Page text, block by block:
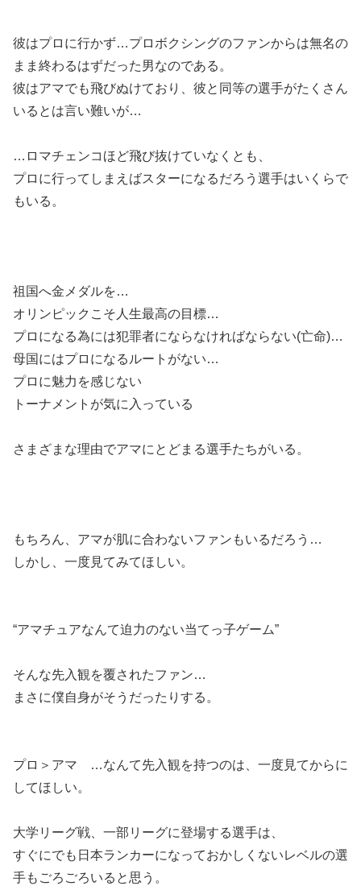
彼はプロに行かず…プロボクシングのファンからは無名の
まま終わるはずだった男なのである。
彼はアマでも飛びぬけており、彼と同等の選手がたくさん
いるとは言い難いが…
…ロマチェンコほど飛び抜けていなくとも、
プロに行ってしまえばスターになるだろう選手はいくらで
もいる。
祖国へ金メダルを…
オリンピックこそ人生最高の目標…
プロになる為には犯罪者にならなければならない(亡命)…
母国にはプロになるルートがない…
プロに魅力を感じない
トーナメントが気に入っている
さまざまな理由でアマにとどまる選手たちがいる。
もちろん、アマが肌に合わないファンもいるだろう…
しかし、一度見てみてほしい。
“アマチュアなんて迫力のない当てっ子ゲーム”
そんな先入観を覆されたファン…
まさに僕自身がそうだったりする。
プロ＞アマ …なんて先入観を持つのは、一度見てからに
してほしい。
大学リーグ戦、一部リーグに登場する選手は、
すぐにでも日本ランカーになっておかしくないレベルの選
手もごろごろいると思う。